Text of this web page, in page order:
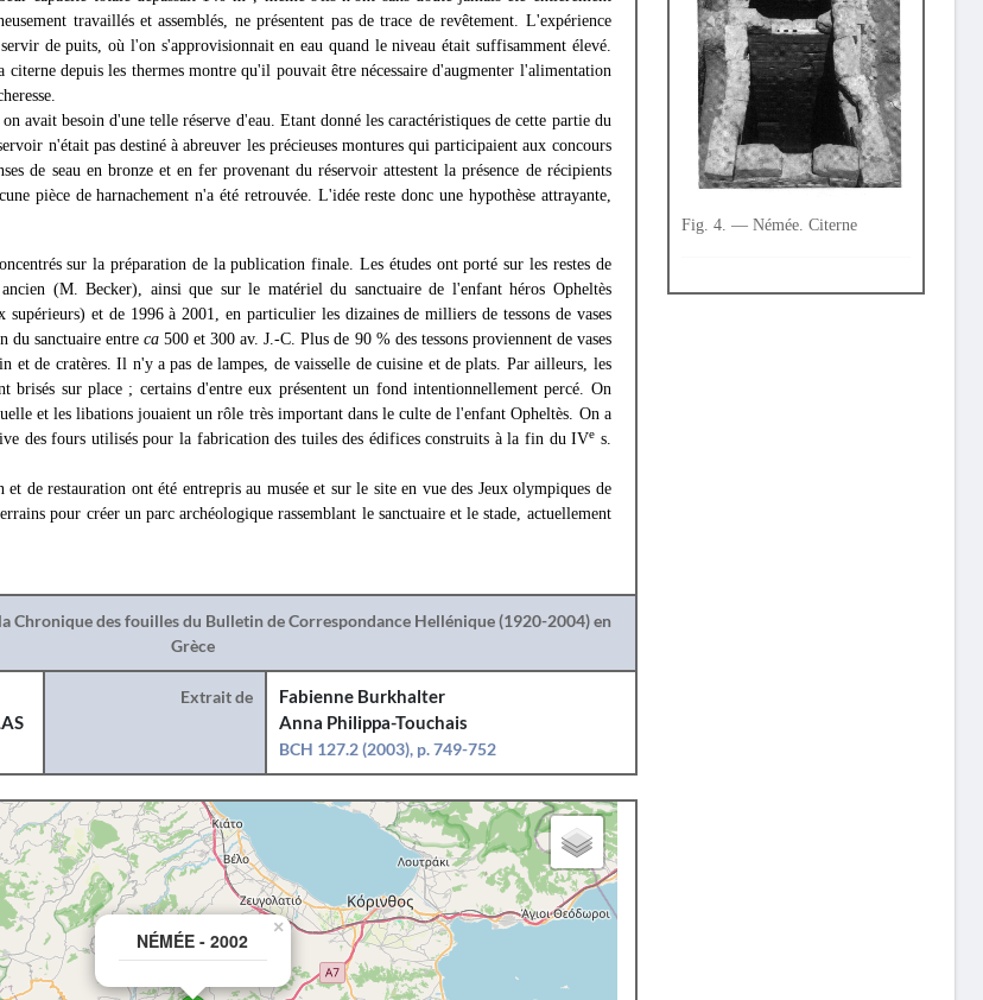
travaillés et assemblés, ne présentent pas de trace de revêtement. L'expérience
de puits, où l'on s'approvisionnait en eau quand le niveau était suffisamment élevé.
depuis les thermes montre qu'il pouvait être nécessaire d'augmenter l'alimentation
avait besoin d'une telle réserve d'eau. Etant donné les caractéristiques de cette partie du
n'était pas destiné à abreuver les précieuses montures qui participaient aux concours
de seau en bronze et en fer provenant du réservoir attestent la présence de récipients
pièce de harnachement n'a été retrouvée. L'idée reste donc une hypothèse attrayante,
sur la préparation de la publication finale. Les études ont porté sur les restes de
(M. Becker), ainsi que sur le matériel du sanctuaire de l'enfant héros Opheltès
et de 1996 à 2001, en particulier les dizaines de milliers de tessons de vases
du sanctuaire entreca500 et 300 av. J.-C. Plus de 90 % des tessons proviennent de vases
et de cratères. Il n'y a pas de lampes, de vaisselle de cuisine et de plats. Par ailleurs, les
brisés sur place ; certains d'entre eux présentent un fond intentionnellement percé. On
et les libations jouaient un rôle très important dans le culte de l'enfant Opheltès. On a
des fours utilisés pour la fabrication des tuiles des édifices construits à la fin du IVe s.
de restauration ont été entrepris au musée et sur le site en vue des Jeux olympiques de
pour créer un parc archéologique rassemblant le sanctuaire et le stade, actuellement
Chronique des fouilles du Bulletin de Correspondance Hellénique (1920-2004) en
Grèce
Extrait de
Fabienne Burkhalter
Anna Philippa-Touchais
BCH 127.2 (2003), p. 749-752
NÉMÉE - 2002
×
Fig. 4. — Némée. Citerne